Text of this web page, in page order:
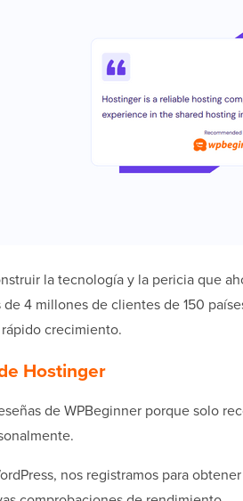
la tecnología y la pericia que
4 millones de clientes de 150
crecimiento.
Hostinger
de WPBeginner porque solo
nos registramos para